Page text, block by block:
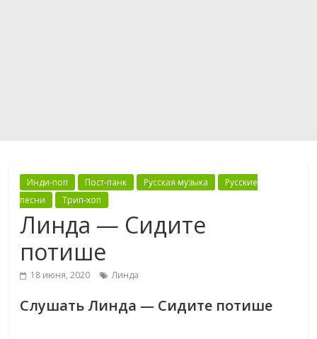
Инди-поп Пост-панк Русская музыка
Русские
песни
Трип-хоп
Линда — Сидите
потише
18 июня, 2020 Линда
Слушать Линда — Сидите потише